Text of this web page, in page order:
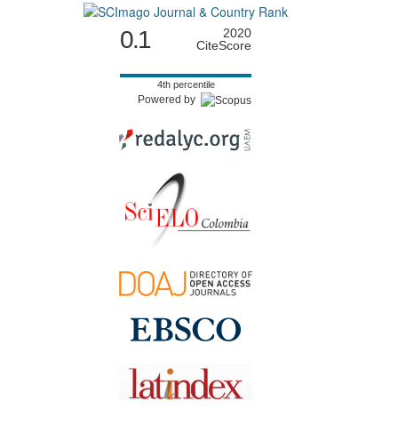
0.1
2020
CiteScore
4th percentile
Powered by